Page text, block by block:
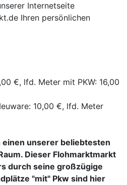
Internetseite
Ihren persönlichen
€, lfd. Meter mit PKW: 16,00
10,00 €, lfd. Meter
unserer beliebtesten
Dieser Flohmarktmarkt
durch seine großzügige
"mit" Pkw sind hier